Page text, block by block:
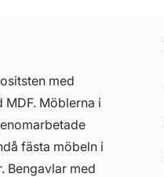
med
Möblerna i
fästa möbeln i
Bengavlar med